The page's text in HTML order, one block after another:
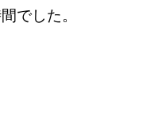
でした。